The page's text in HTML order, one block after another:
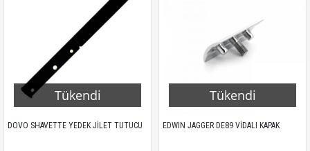
Tükendi
DOVO SHAVETTE YEDEK JİLET TUTUCU
Tükendi
EDWIN JAGGER DE89 VİDALI KAPAK